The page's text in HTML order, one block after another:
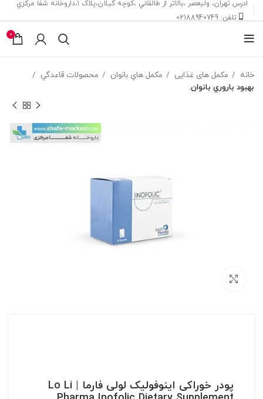
ادرس تهران، ‎وليعصر ،بالاتر از طالقاني ،كوچه گيلان،پلاک ۱،داروخانه شفا مركزي
تلفن: 02188940749
0
خانه مکمل های غذایی مکمل هاي بانوان
محصولات قاعدگي
بهبود باروري بانوان.
پودر خوراکی اینوفولیک لولی فارما | Lo Li